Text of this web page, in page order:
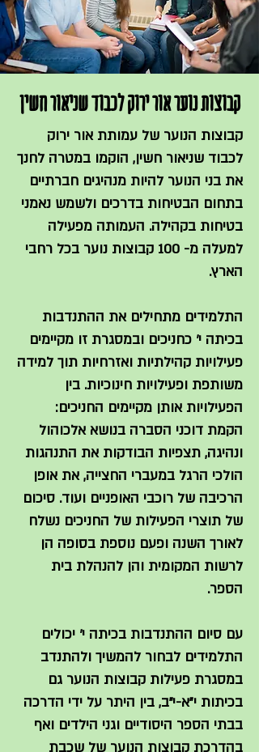
קבוצות נוער אור ירוק לכבוד שניאור חשין
קבוצות הנוער של עמותת אור ירוק
לכבוד שניאור חשין, הוקמו במטרה לחנך
את בני הנוער להיות מנהיגים חברתיים
בתחום הבטיחות בדרכים ולשמש נאמני
בטיחות בקהילה. העמותה מפעילה
למעלה מ- 100 קבוצות נוער בכל רחבי
הארץ.
התלמידים מתחילים את ההתנדבות
בכיתה י' כחניכים ובמסגרת זו מקיימים
פעילויות קהילתיות ואזרחיות תוך למידה
משותפת ופעילויות חינוכיות. בין
הפעילויות אותן מקיימים החניכים:
הקמת דוכני הסברה בנושא אלכוהול
ונהיגה, תצפיות הבודקות את התנהגות
הולכי הרגל במעברי החצייה, את אופן
הרכיבה של רוכבי האופניים ועוד. סיכום
של תוצרי הפעילות של החניכים נשלח
לאורך השנה ופעם נוספת בסופה הן
לרשות המקומית והן להנהלת בית
הספר.
עם סיום ההתנדבות בכיתה י' יכולים
התלמידים לבחור להמשיך ולהתנדב
במסגרת פעילות קבוצות הנוער גם
בכיתות י"א-י"ב, בין היתר על ידי הדרכה
בבתי הספר היסודיים וגני הילדים ואף
בהדרכת קבוצות הנוער של שכבת